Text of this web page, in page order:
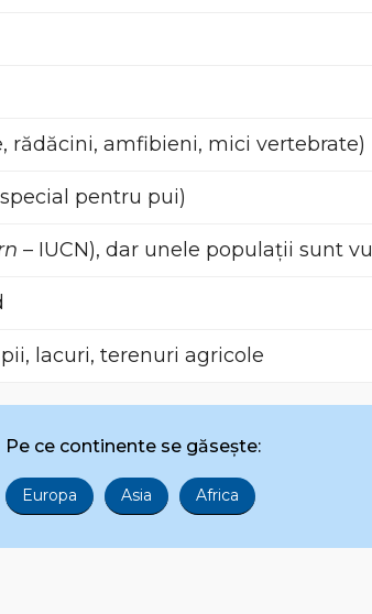
rădăcini, amfibieni, mici vertebrate)
pentru pui)
– IUCN), dar unele populații sunt
lacuri, terenuri agricole
Pe ce continente se găsește:
Europa Asia Africa